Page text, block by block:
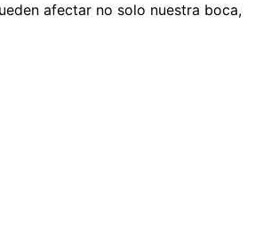
afectar no solo nuestra boca,